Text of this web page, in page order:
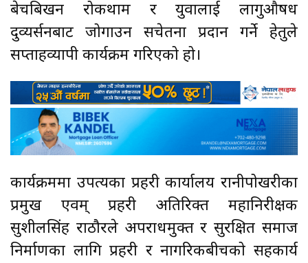
बेचबिखन रोकथाम र युवालाई लागुऔषध
दुव्यर्सनबाट जोगाउन सचेतना प्रदान गर्ने हेतुले
सप्ताहव्यापी कार्यक्रम गरिएको हो।
कार्यक्रममा उपत्यका प्रहरी कार्यालय रानीपोखरीका
प्रमुख एवम् प्रहरी अतिरिक्त महानिरीक्षक
सुशीलसिंह राठौरले अपराधमुक्त र सुरक्षित समाज
निर्माणका लागि प्रहरी र नागरिकबीचको सहकार्य